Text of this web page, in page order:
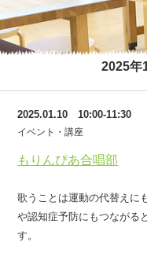
2025年
もりんぴあ合唱部
2025.01.10 10:00-11:30
イベント・講座
歌うことは運動の代替えに
や認知症予防にもつながる
す。